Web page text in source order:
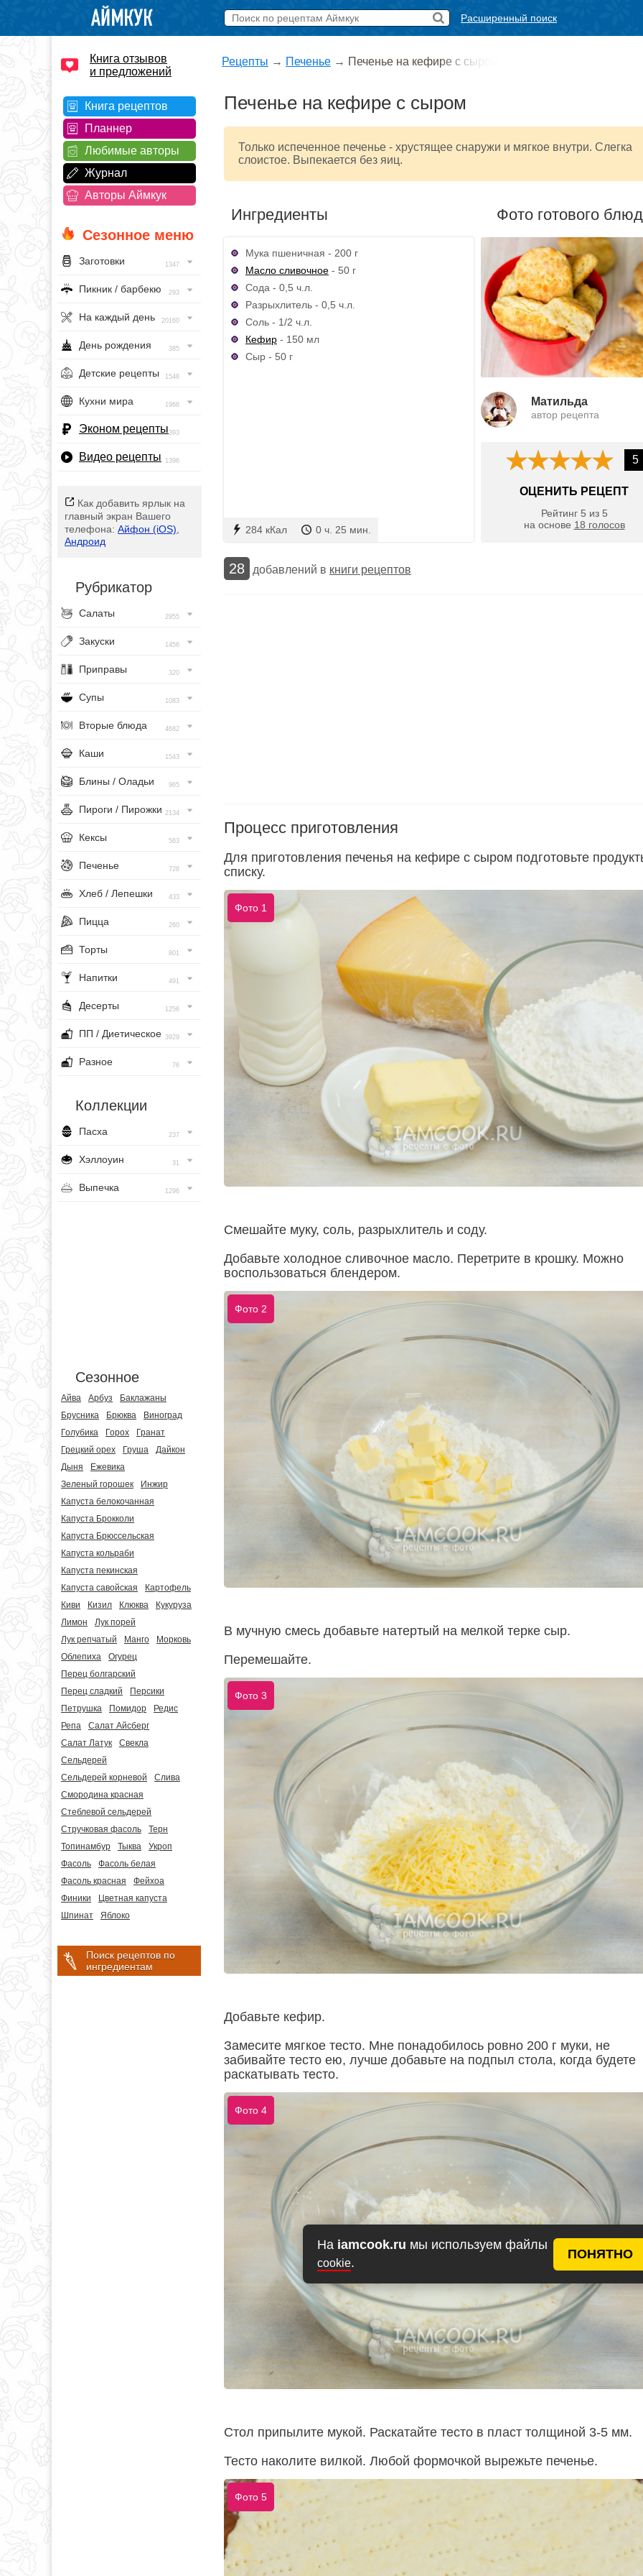
На iamcook.ru мы используем файлы
cookie.
ПОНЯТНО
Расширенный поиск
Книга отзывов
и предложений
Книга рецептов
Планнер
Любимые авторы
Журнал
Авторы Аймкук
Сезонное меню
Заготовки 1347
Пикник / барбекю 293
На каждый день 20160
День рождения 385
Детские рецепты 1548
Кухни мира 1968
Эконом рецепты393
Видео рецепты 1396
Как добавить ярлык на
главный экран Вашего
телефона: Айфон (iOS)
Андроид
Рубрикатор
Салаты 2955
Закуски 1456
Приправы 320
Супы 1083
Вторые блюда 4682
Каши 1543
Блины / Оладьи 965
Пироги / Пирожки 2134
Кексы 563
Печенье 728
Хлеб / Лепешки 433
Пицца 260
Торты 801
Напитки 491
Десерты 1256
ПП / Диетическое 3929
Разное 76
Коллекции
Пасха 237
Хэллоуин 31
Выпечка 1296
Сезонное
Айва Арбуз
Баклажаны
Брусника
Брюква
Виноград
Голубика
Горох
Гранат
Грецкий орех
Груша
Дайкон
Дыня
Ежевика
Зеленый горошек
Инжир
Капуста белокочанная
Капуста Брокколи
Капуста Брюссельская
Капуста кольраби
Капуста пекинская
Капуста савойская
Картофель
Киви
Кизил Клюква
Кукуруза
Лимон
Лук порей
Лук репчатый
Манго
Морковь
Облепиха
Огурец
Перец болгарский
Перец сладкий
Персики
Петрушка
Помидор
Редис
Репа
Салат Айсберг
Салат Латук
Свекла
Сельдерей
Сельдерей корневой
Слива
Смородина красная
Стеблевой сельдерей
Стручковая фасоль
Терн
Топинамбур
Тыква
Укроп
Фасоль
Фасоль белая
Фасоль красная
Фейхоа
Финики
Цветная капуста
Шпинат
Яблоко
Поиск рецептов по
ингредиентам
Рецепты → Печенье → Печенье на кефире с сыром
Печенье на кефире с сыром
Только испеченное печенье - хрустящее снаружи и мягкое внутри. Слегка
слоистое. Выпекается без яиц.
Ингредиенты
Мука пшеничная - 200 г
Масло сливочное - 50 г
Сода - 0,5 ч.л.
Разрыхлитель - 0,5 ч.л.
Соль - 1/2 ч.л.
Кефир - 150 мл
Сыр - 50 г
284 кКал 0 ч. 25 мин.
Фото готового
Матильда
автор рецепта
5
ОЦЕНИТЬ РЕЦЕПТ
Рейтинг 5 из 5
на основе 18 голосов
28 добавлений в книги рецептов
Процесс приготовления
Для приготовления печенья на кефире с сыром подготовьте
списку.
Фото 1
Смешайте муку, соль, разрыхлитель и соду.
Добавьте холодное сливочное масло. Перетрите в крошку. Можно
воспользоваться блендером.
Фото 2
В мучную смесь добавьте натертый на мелкой терке сыр.
Перемешайте.
Фото 3
Добавьте кефир.
Замесите мягкое тесто. Мне понадобилось ровно 200 г муки, не
забивайте тесто ею, лучше добавьте на подпыл стола, когда будете
раскатывать тесто.
Фото 4
Стол припылите мукой. Раскатайте тесто в пласт толщиной 3-5 мм.
Тесто наколите вилкой. Любой формочкой вырежьте печенье.
Фото 5